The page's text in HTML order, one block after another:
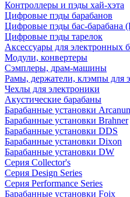
Контроллеры и пэды хай-хэта
Цифровые пэды барабанов
Цифровые пэды бас-барабана
Цифровые пэды тарелок
Аксессуары для электронных
Модули, конвертеры
Сэмплеры, драм-машины
Рамы, держатели, клэмпы для
Чехлы для электроники
Акустические барабаны
Барабанные установки
Барабанные установки Brahner
Барабанные установки DDS
Барабанные установки Dixon
Барабанные установки DW
Серия Collector's
Серия Design Series
Серия Performance Series
Барабанные установки Foix